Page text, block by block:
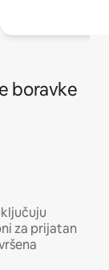
boravke
za prijatan